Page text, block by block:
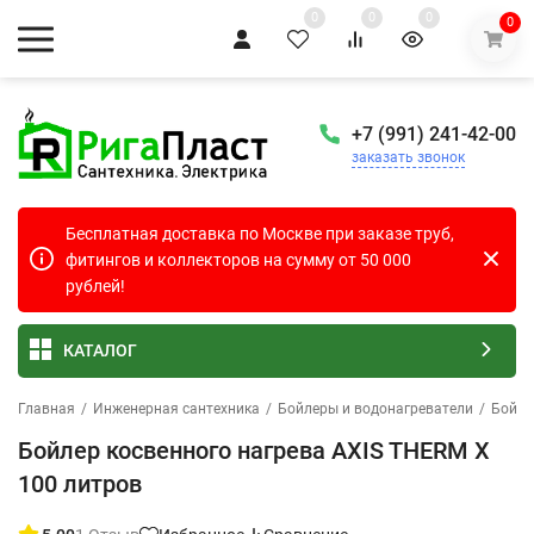
0 0 0 0
+7 (991) 241-42-00
заказать звонок
Бесплатная доставка по Москве при заказе труб,
фитингов и коллекторов на сумму от 50 000
рублей!
КАТАЛОГ
Главная / Инженерная сантехника / Бойлеры и водонагреватели /
Бойлер косвенного нагрева AXIS THERM X
100 литров